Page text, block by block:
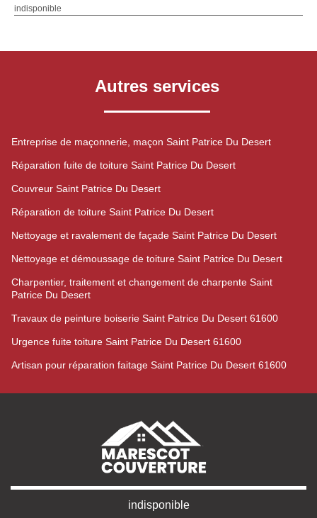
indisponible
Autres services
Entreprise de maçonnerie, maçon Saint Patrice Du Desert
Réparation fuite de toiture Saint Patrice Du Desert
Couvreur Saint Patrice Du Desert
Réparation de toiture Saint Patrice Du Desert
Nettoyage et ravalement de façade Saint Patrice Du Desert
Nettoyage et démoussage de toiture Saint Patrice Du Desert
Charpentier, traitement et changement de charpente Saint
Patrice Du Desert
Travaux de peinture boiserie Saint Patrice Du Desert 61600
Urgence fuite toiture Saint Patrice Du Desert 61600
Artisan pour réparation faitage Saint Patrice Du Desert 61600
indisponible